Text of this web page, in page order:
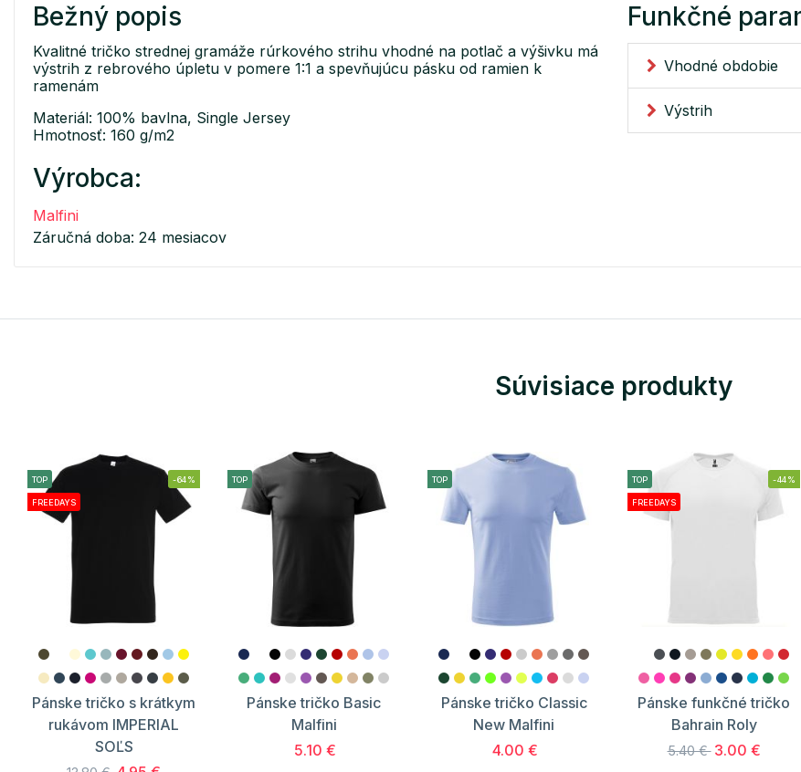
Bežný popis
Kvalitné tričko strednej gramáže rúrkového strihu vhodné na potlač a výšivku má
výstrih z rebrového úpletu v pomere 1:1 a spevňujúcu pásku od ramien k
ramenám
Materiál: 100% bavlna, Single Jersey
Hmotnosť: 160 g/m2
Výrobca:
Malfini
Záručná doba: 24 mesiacov
Funkčné
Vhodné obdobie
Výstrih
Súvisiace produkty
TOP
FREEDAYS
-64%
Pánske tričko s krátkym
rukávom IMPERIAL
SOĽS
TOP
Pánske tričko Basic
Malfini
5.10 €
TOP
Pánske tričko Classic
New Malfini
4.00 €
TOP
FREEDAYS
-44%
Pánske funkčné tričko
Bahrain Roly
5.40 € 3.00 €